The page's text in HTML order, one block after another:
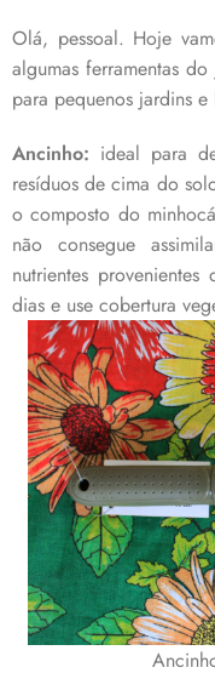
Olá, pessoal. Hoje
algumas ferramentas
para pequenos jardins e
Ancinho: ideal para
resíduos de cima do
o composto do
não consegue
nutrientes
dias e use cobertura